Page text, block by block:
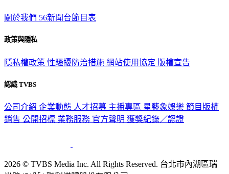
關於我們 56新聞台節目表
政策與隱私
隱私權政策 性騷擾防治措施 網站使用協定 版權宣告
認識 TVBS
公司介紹 企業動態 人才招募 主播專區 星藝象娛樂 節目版權
銷售 公開招標 業務服務 官方聲明 獲獎紀錄／認證
2026 © TVBS Media Inc. All Rights Reserved. 台北市內湖區瑞